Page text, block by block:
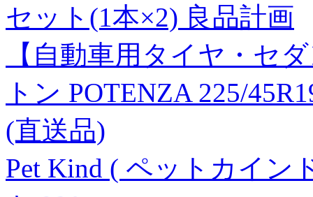
セット(1本×2) 良品計画
【自動車用タイヤ・セ
トン POTENZA 225/
(直送品)
Pet Kind ( ペットカイン